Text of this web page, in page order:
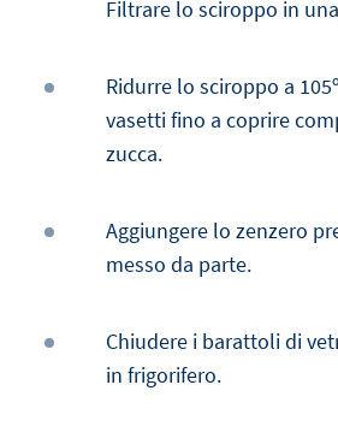
Filtrare lo sciroppo in
Ridurre lo sciroppo a
vasetti fino a coprire
zucca.
Aggiungere lo zenzero
messo da parte.
Chiudere i barattoli di
in frigorifero.